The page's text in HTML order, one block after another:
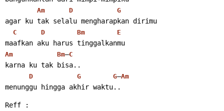
Am D G
agar ku tak selalu mengharapkan dirimu
C D Bm E
maafkan aku harus tinggalkanmu
Am Bm–C
karna ku tak bisa..
D G G–Am
menunggu hingga akhir waktu..
Reff :